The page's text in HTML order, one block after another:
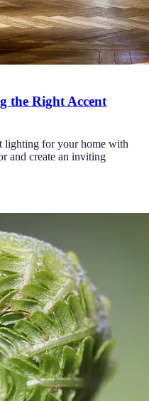
the Right Accent
lighting for your home with
and create an inviting